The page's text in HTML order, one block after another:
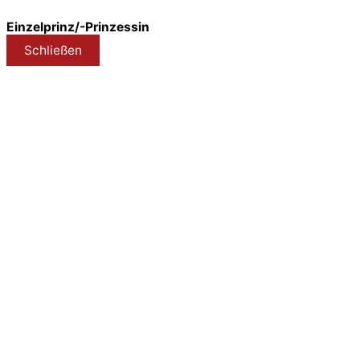
Einzelprinz/-Prinzessin
Schließen